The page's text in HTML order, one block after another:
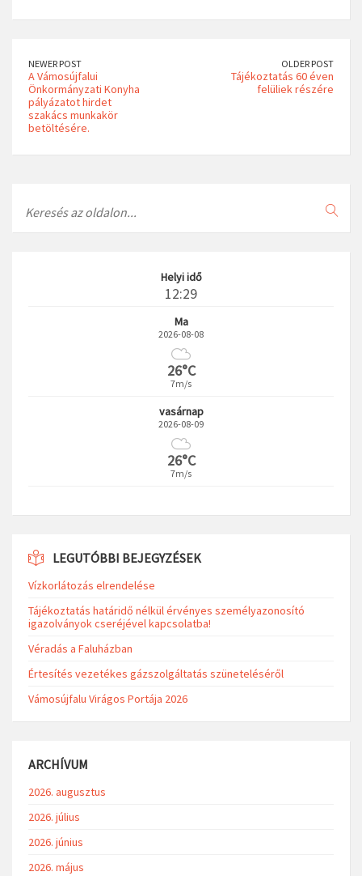
NEWER POST
A Vámosújfalui
Önkormányzati Konyha
pályázatot hirdet
szakács munkakör
betöltésére.
OLDER POST
Tájékoztatás 60 éven
felüliek részére
Helyi idő
12:29
Ma
2026-08-08
26°C
7m/s
vasárnap
2026-08-09
26°C
7m/s
LEGUTÓBBI BEJEGYZÉSEK
Vízkorlátozás elrendelése
Tájékoztatás határidő nélkül érvényes személyazonosító
igazolványok cseréjével kapcsolatba!
Véradás a Faluházban
Értesítés vezetékes gázszolgáltatás szüneteléséről
Vámosújfalu Virágos Portája 2026
ARCHÍVUM
2026. augusztus
2026. július
2026. június
2026. május